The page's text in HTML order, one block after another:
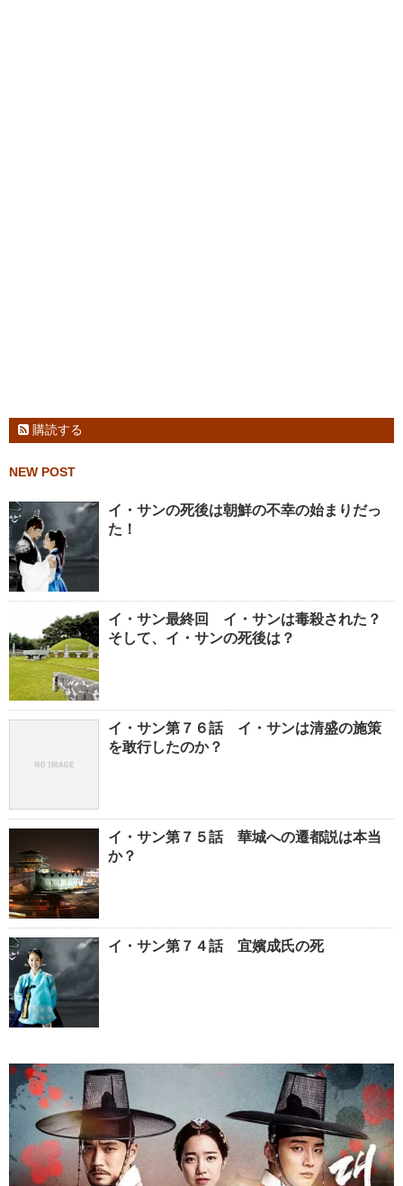
購読する
NEW POST
イ・サンの死後は朝鮮の不幸の始まりだっ
た！
イ・サン最終回 イ・サンは毒殺された？
そして、イ・サンの死後は？
イ・サン第７６話 イ・サンは清盛の施策
を敢行したのか？
イ・サン第７５話 華城への遷都説は本当
か？
イ・サン第７４話 宜嬪成氏の死